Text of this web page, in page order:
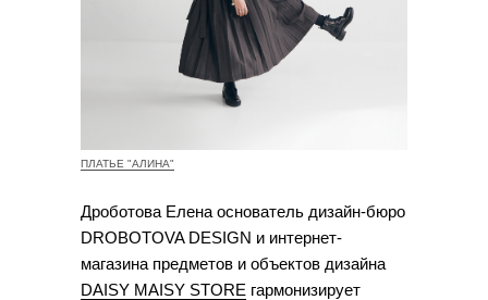
Дроботова Елена основатель дизайн-бюро
DROBOTOVA DESIGN и интернет-
магазина предметов и объектов дизайна
DAISY MAISY STORE гармонизирует
ПЛАТЬЕ "АЛИНА"